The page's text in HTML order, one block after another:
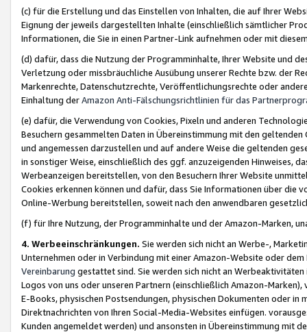
(c) für die Erstellung und das Einstellen von Inhalten, die auf Ihrer
Eignung der jeweils dargestellten Inhalte (einschließlich sämtlicher
Informationen, die Sie in einen Partner-Link aufnehmen oder mit
(d) dafür, dass die Nutzung der Programminhalte, Ihrer Website und
Verletzung oder missbräuchliche Ausübung unserer Rechte bzw. der
Markenrechte, Datenschutzrechte, Veröffentlichungsrechte oder
Einhaltung derAmazon Anti-Fälschungsrichtlinien für das
(e) dafür, die Verwendung von Cookies, Pixeln und anderen
Besuchern gesammelten Daten in Übereinstimmung mit den
und angemessen darzustellen und auf andere Weise die geltenden
in sonstiger Weise, einschließlich des ggf. anzuzeigenden Hinweises,
Werbeanzeigen bereitstellen, von den Besuchern Ihrer Website
Cookies erkennen können und dafür, dass Sie Informationen über die
Online-Werbung bereitstellen, soweit nach den anwendbaren
(f) für Ihre Nutzung, der Programminhalte und der Amazon-Marken,
4. Werbeeinschränkungen. Sie werden sich nicht an Werbe-,
Unternehmen oder in Verbindung mit einer Amazon-Website oder
Vereinbarung gestattet sind. Sie werden sich nicht an
Logos von uns oder unseren Partnern (einschließlich Amazon-
E-Books, physischen Postsendungen, physischen Dokumenten oder in
Direktnachrichten von Ihren Social-Media-Websites einfügen.
Kunden angemeldet werden) und ansonsten in Übereinstimmung mit